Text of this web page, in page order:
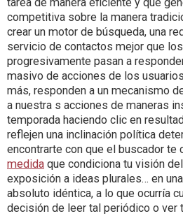
competitiva sobre la manera
crear un motor de búsqueda, una
servicio de contactos mejor que
progresivamente pasan a
masivo de acciones de los
más, responden a un mecanismo
a nuestra s acciones de maneras
temporada haciendo clic en
reflejen una inclinación política
encontrarte con que el buscador te
medida que condiciona tu visión
exposición a ideas plurales… en
absoluto idéntica, a lo que ocurría
decisión de leer tal periódico o ver